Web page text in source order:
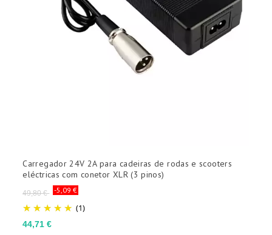
Preço
normal
49,80 € -5,09 €
(1)
Preço
44,71 €
Carregador 24V 2A para cadeiras de rodas e scooters
eléctricas com conetor XLR (3 pinos)